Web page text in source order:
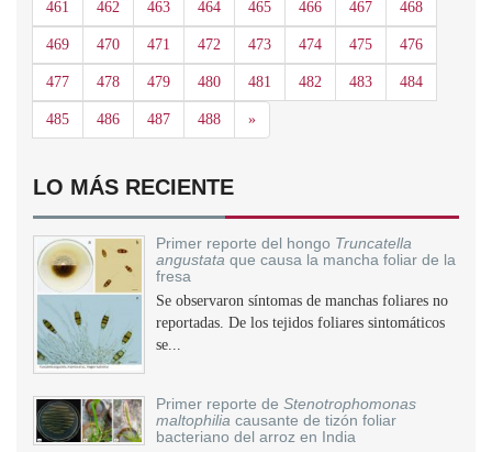
461 462 463 464 465 466 467 468
469 470 471 472 473 474 475 476
477 478 479 480 481 482 483 484
485 486 487 488 »Siguiente
LO MÁS RECIENTE
Primer reporte del hongo Truncatella
angustata que causa la mancha foliar de la
fresa
Se observaron síntomas de manchas foliares no
reportadas. De los tejidos foliares sintomáticos
se...
Primer reporte de Stenotrophomonas
maltophilia causante de tizón foliar
bacteriano del arroz en India